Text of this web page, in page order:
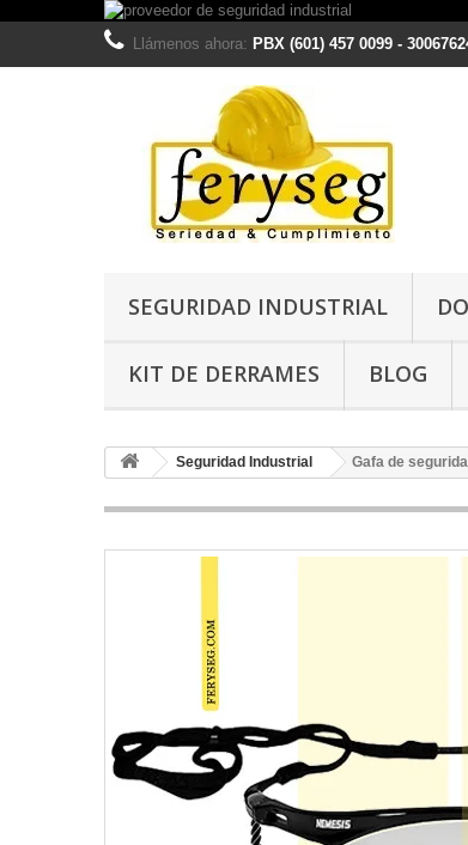
Llámenos ahora: PBX (601) 457 0099 -
SEGURIDAD INDUSTRIAL
KIT DE DERRAMES BLOG
Seguridad Industrial Gafa de